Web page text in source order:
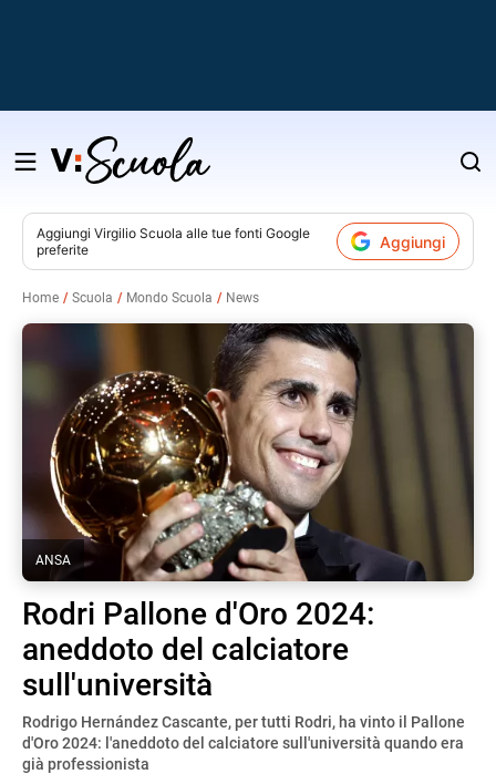
Salta
contenuto
Aggiungi Virgilio Scuola alle tue fonti Google
preferite
Aggiungi
Home Scuola Mondo Scuola News
ANSA
Rodri Pallone d'Oro 2024:
aneddoto del calciatore
sull'università
Rodrigo Hernández Cascante, per tutti Rodri, ha vinto il Pallone
d'Oro 2024: l'aneddoto del calciatore sull'università quando era
già professionista